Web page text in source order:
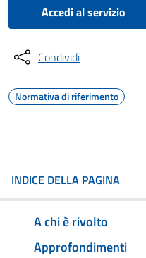
Accedi al servizio
Condividi
Normativa di riferimento
INDICE DELLA PAGINA
A chi è rivolto
Approfondimenti